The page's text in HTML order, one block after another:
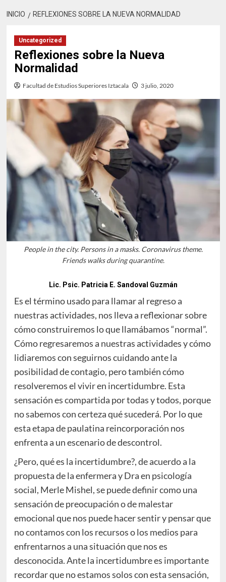
INICIO REFLEXIONES SOBRE LA NUEVA NORMALIDAD
Uncategorized
Reflexiones sobre la Nueva
Normalidad
Facultad de Estudios Superiores Iztacala 3 julio, 2020
People in the city. Persons in a masks. Coronavirus theme.
Friends walks during quarantine.
Lic. Psic. Patricia E. Sandoval Guzmán
Es el término usado para llamar al regreso a
nuestras actividades, nos lleva a reflexionar sobre
cómo construiremos lo que llamábamos “normal”.
Cómo regresaremos a nuestras actividades y cómo
lidiaremos con seguirnos cuidando ante la
posibilidad de contagio, pero también cómo
resolveremos el vivir en incertidumbre. Esta
sensación es compartida por todas y todos, porque
no sabemos con certeza qué sucederá. Por lo que
esta etapa de paulatina reincorporación nos
enfrenta a un escenario de descontrol.
¿Pero, qué es la incertidumbre?, de acuerdo a la
propuesta de la enfermera y Dra en psicología
social, Merle Mishel, se puede definir como una
sensación de preocupación o de malestar
emocional que nos puede hacer sentir y pensar que
no contamos con los recursos o los medios para
enfrentarnos a una situación que nos es
desconocida. Ante la incertidumbre es importante
recordar que no estamos solos con esta sensación,